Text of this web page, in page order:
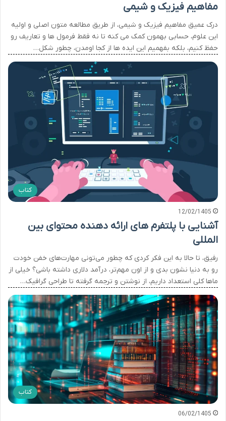
مفاهیم فیزیک و شیمی
درک عمیق مفاهیم فیزیک و شیمی، از طریق مطالعه متون اصلی و اولیه
این علوم، حسابی بهمون کمک می کنه تا نه فقط فرمول ها و تعاریف رو
حفظ کنیم، بلکه بفهمیم این ایده ها از کجا اومدن، چطور شکل…
کتاب
12/02/1405
آشنایی با پلتفرم های ارائه دهنده محتوای بین
المللی
رفیق، تا حالا به این فکر کردی که چطور می‌تونی مهارت‌های خفن خودت
رو به دنیا نشون بدی و از اون مهم‌تر، درآمد دلاری داشته باشی؟ خیلی از
ماها کلی استعداد داریم، از نوشتن و ترجمه گرفته تا طراحی گرافیک…
کتاب
06/02/1405